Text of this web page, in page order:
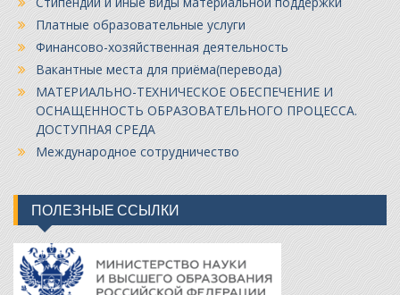
Платные образовательные услуги
Финансово-хозяйственная деятельность
Вакантные места для приёма(перевода)
МАТЕРИАЛЬНО-ТЕХНИЧЕСКОЕ ОБЕСПЕЧЕНИЕ И
ОСНАЩЕННОСТЬ ОБРАЗОВАТЕЛЬНОГО ПРОЦЕССА.
ДОСТУПНАЯ СРЕДА
Международное сотрудничество
ПОЛЕЗНЫЕ ССЫЛКИ